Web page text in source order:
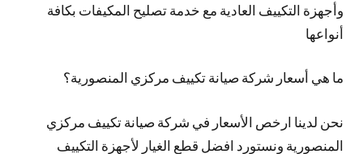
وأجهزة التكييف العادية مع خدمة تصليح المكيفات بكافة
أنواعها
ما هي أسعار شركة صيانة تكييف مركزي المنصورية؟
نحن لدينا ارخص الأسعار في شركة صيانة تكييف مركزي
المنصورية ونستورد افضل قطع الغيار لأجهزة التكييف